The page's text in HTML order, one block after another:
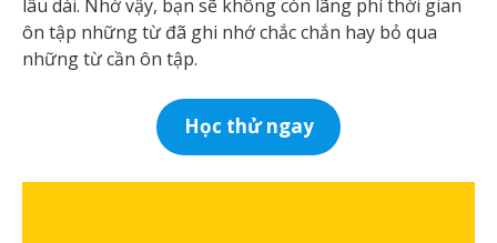
lâu dài. Nhờ vậy, bạn sẽ không còn lãng phí thời gian
ôn tập những từ đã ghi nhớ chắc chắn hay bỏ qua
những từ cần ôn tập.
Học thử ngay